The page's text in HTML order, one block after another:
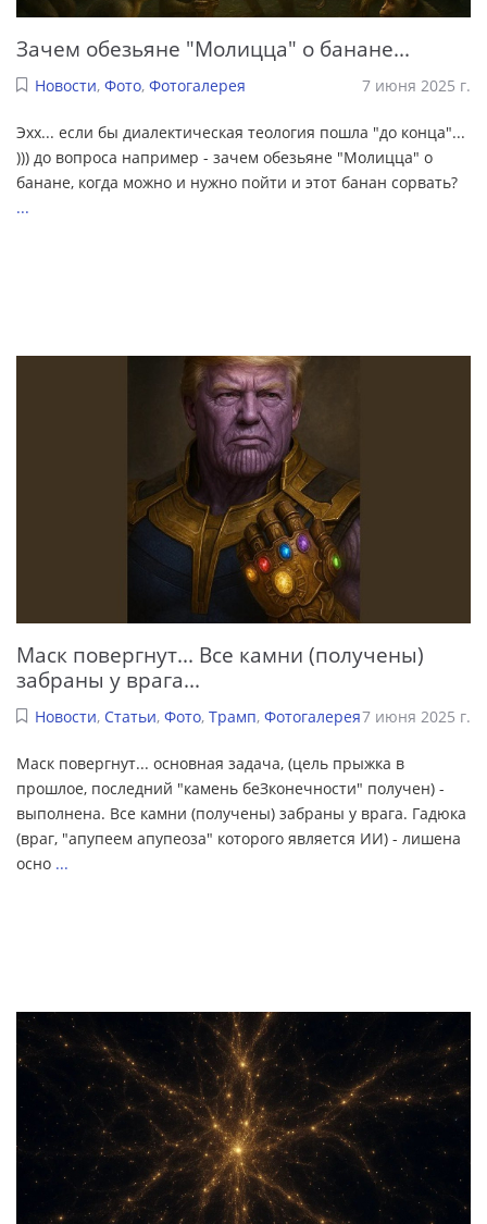
Зачем обезьяне "Молицца" о банане...
Новости, Фото, Фотогалерея 7 июня 2025 г.
Эхх... если бы диалектическая теология пошла "до конца"...
))) до вопроса например - зачем обезьяне "Молицца" о
банане, когда можно и нужно пойти и этот банан сорвать?
...
Маск повергнут... Все камни (получены)
забраны у врага...
Новости, Статьи, Фото, Трамп, Фотогалерея7 июня 2025 г.
Маск повергнут... основная задача, (цель прыжка в
прошлое, последний "камень беЗконечности" получен) -
выполнена. Все камни (получены) забраны у врага. Гадюка
(враг, "апупеем апупеоза" которого является ИИ) - лишена
осно ...